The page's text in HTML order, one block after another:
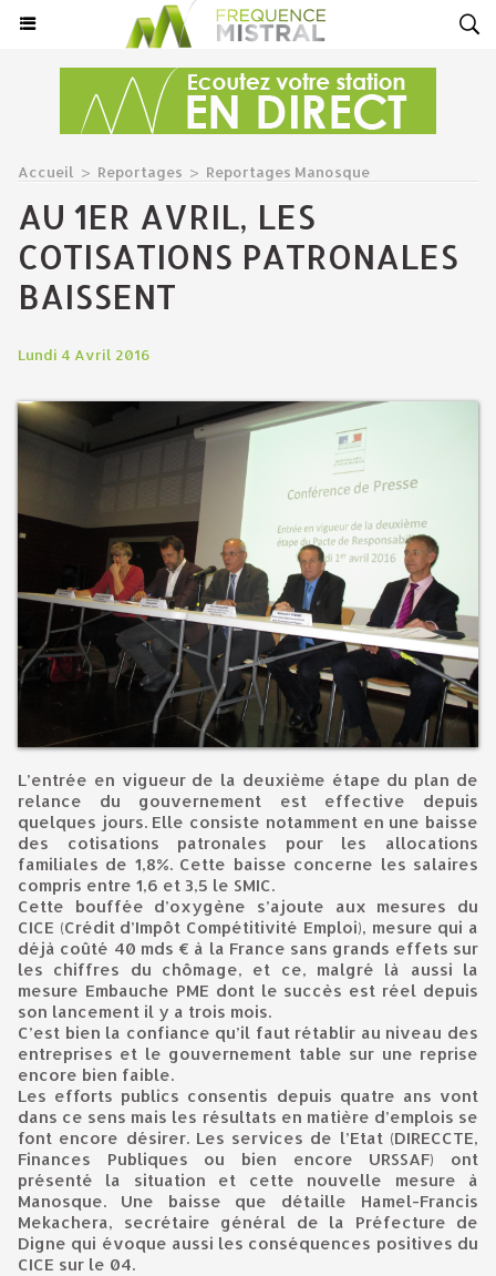
Accueil > Reportages > Reportages Manosque
AU 1ER AVRIL, LES
COTISATIONS PATRONALES
BAISSENT
Lundi 4 Avril 2016
L’entrée en vigueur de la deuxième étape du plan de
relance du gouvernement est effective depuis
quelques jours. Elle consiste notamment en une baisse
des cotisations patronales pour les allocations
familiales de 1,8%. Cette baisse concerne les salaires
compris entre 1,6 et 3,5 le SMIC.
Cette bouffée d’oxygène s’ajoute aux mesures du
CICE (Crédit d’Impôt Compétitivité Emploi), mesure qui a
déjà coûté 40 mds € à la France sans grands effets sur
les chiffres du chômage, et ce, malgré là aussi la
mesure Embauche PME dont le succès est réel depuis
son lancement il y a trois mois.
C’est bien la confiance qu’il faut rétablir au niveau des
entreprises et le gouvernement table sur une reprise
encore bien faible.
Les efforts publics consentis depuis quatre ans vont
dans ce sens mais les résultats en matière d’emplois se
font encore désirer. Les services de l’Etat (DIRECCTE,
Finances Publiques ou bien encore URSSAF) ont
présenté la situation et cette nouvelle mesure à
Manosque. Une baisse que détaille Hamel-Francis
Mekachera, secrétaire général de la Préfecture de
Digne qui évoque aussi les conséquences positives du
CICE sur le 04.